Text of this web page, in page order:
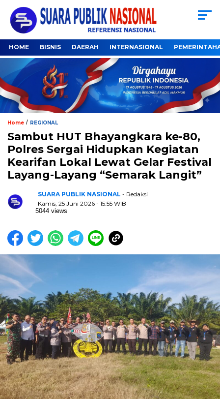
HOME BISNIS DAERAH INTERNASIONAL
Home / REGIONAL
Sambut HUT Bhayangkara ke-80,
Polres Sergai Hidupkan Kegiatan
Kearifan Lokal Lewat Gelar Festival
Layang-Layang “Semarak Langit”
SUARA PUBLIK NASIONAL - Redaksi
Kamis, 25 Juni 2026 - 15:55 WIB
5044 views